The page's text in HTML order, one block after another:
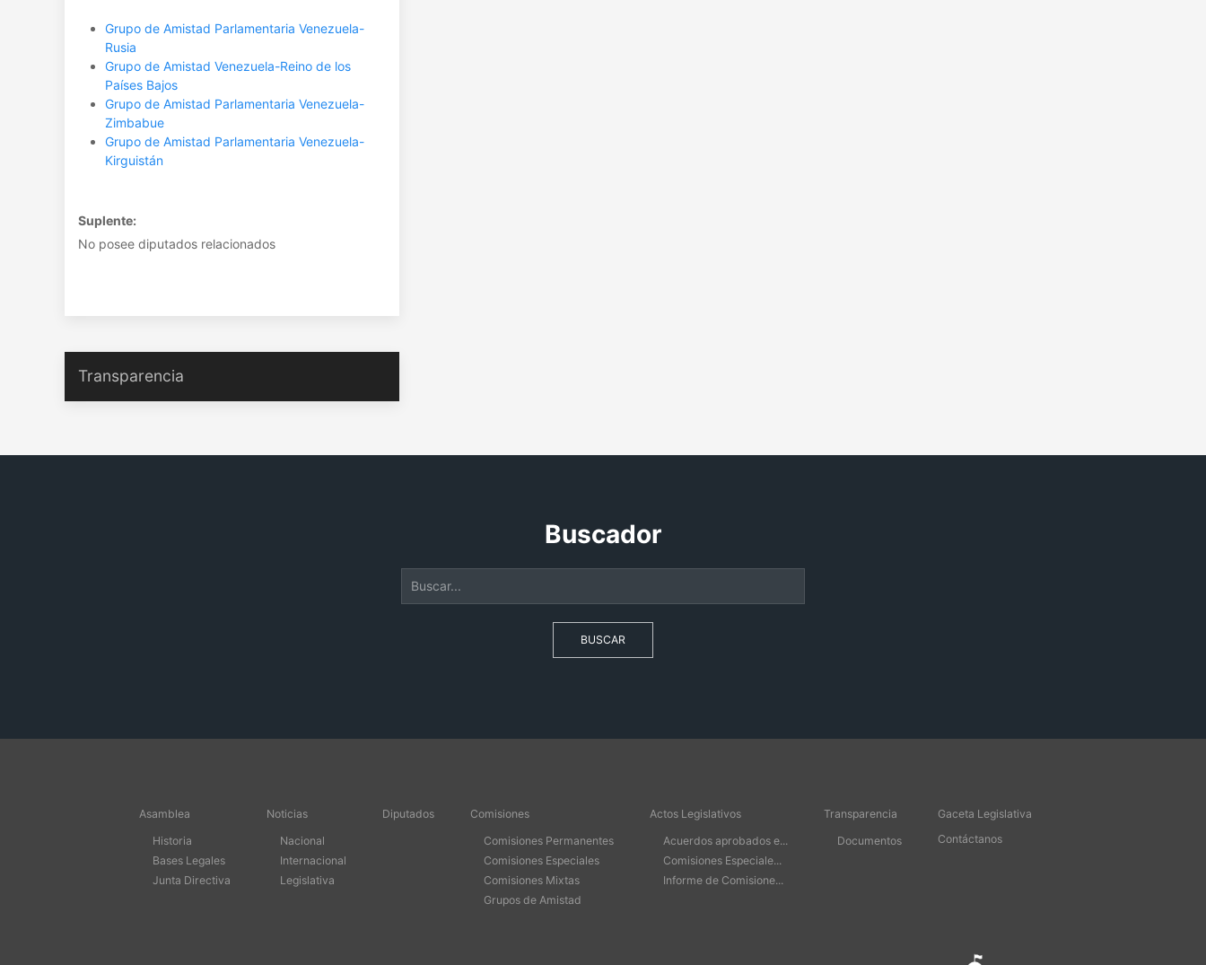
Grupo de Amistad Parlamentaria Venezuela-
Rusia
Grupo de Amistad Venezuela-Reino de los
Países Bajos
Grupo de Amistad Parlamentaria Venezuela-
Zimbabue
Grupo de Amistad Parlamentaria Venezuela-
Kirguistán
Suplente:
No posee diputados relacionados
Transparencia
Buscador
BUSCAR
Asamblea
Historia
Bases Legales
Junta Directiva
Noticias
Nacional
Internacional
Legislativa
Diputados
Comisiones
Comisiones Permanentes
Comisiones Especiales
Comisiones Mixtas
Grupos de Amistad
Actos Legislativos
Acuerdos aprobados e...
Comisiones Especiale...
Informe de Comisione...
Transparencia
Documentos
Gaceta Legislativa
Contáctanos